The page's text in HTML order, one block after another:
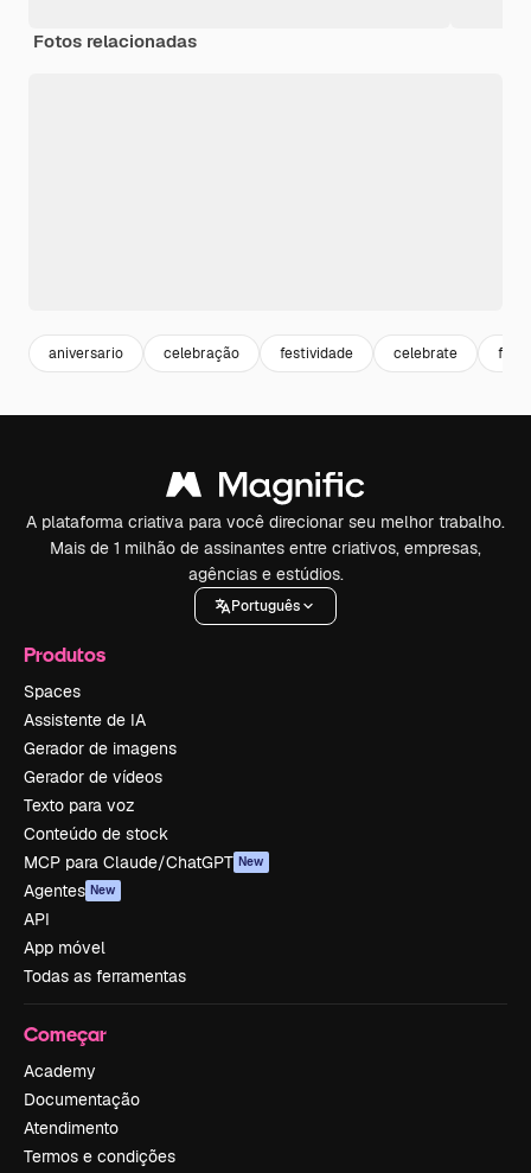
Fotos relacionadas
aniversario celebração festividade celebrate festa
A plataforma criativa para você direcionar seu melhor trabalho.
Mais de 1 milhão de assinantes entre criativos, empresas,
agências e estúdios.
Português
Produtos
Spaces
Assistente de IA
Gerador de imagens
Gerador de vídeos
Texto para voz
Conteúdo de stock
MCP para Claude/ChatGPT New
Agentes New
API
App móvel
Todas as ferramentas
Começar
Academy
Documentação
Atendimento
Termos e condições